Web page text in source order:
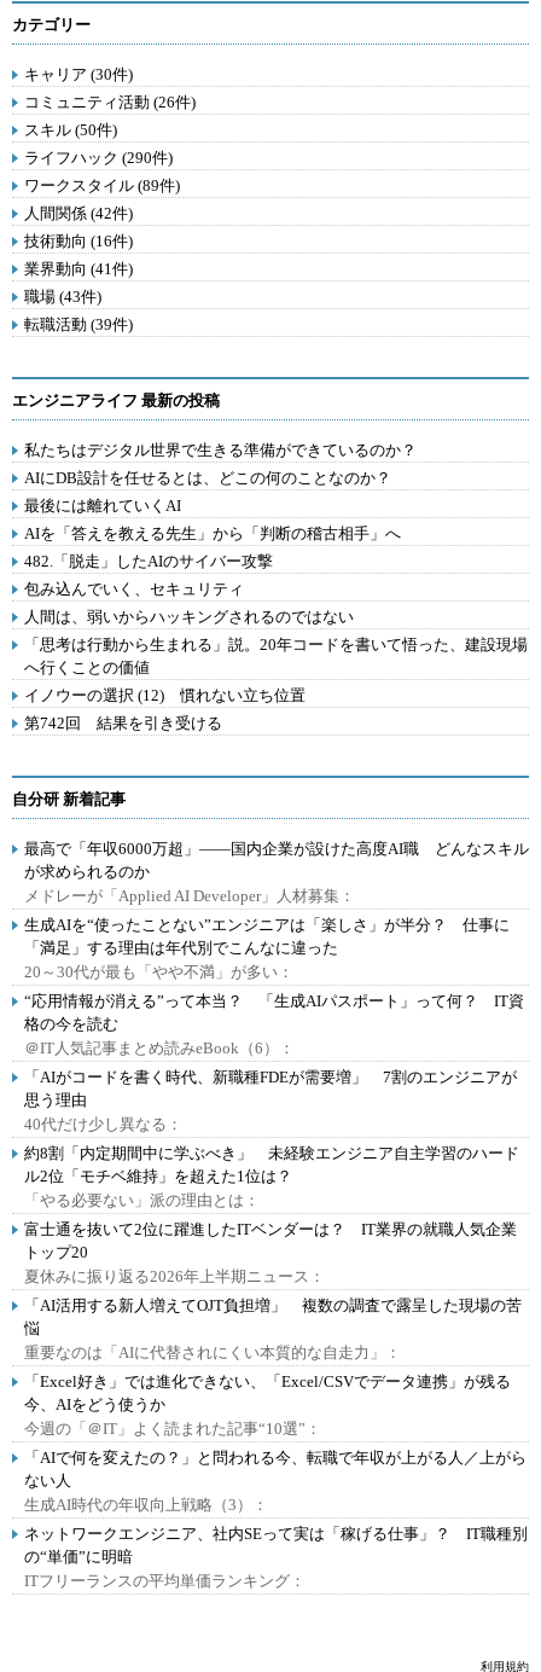
カテゴリー
キャリア (30件)
コミュニティ活動 (26件)
スキル (50件)
ライフハック (290件)
ワークスタイル (89件)
人間関係 (42件)
技術動向 (16件)
業界動向 (41件)
職場 (43件)
転職活動 (39件)
エンジニアライフ 最新の投稿
私たちはデジタル世界で生きる準備ができているのか？
AIにDB設計を任せるとは、どこの何のことなのか？
最後には離れていくAI
AIを「答えを教える先生」から「判断の稽古相手」へ
482.「脱走」したAIのサイバー攻撃
包み込んでいく、セキュリティ
人間は、弱いからハッキングされるのではない
「思考は行動から生まれる」説。20年コードを書いて悟った、建設現場
へ行くことの価値
イノウーの選択 (12) 慣れない立ち位置
第742回 結果を引き受ける
自分研 新着記事
最高で「年収6000万超」――国内企業が設けた高度AI職 どんなスキル
が求められるのか
メドレーが「Applied AI Developer」人材募集：
生成AIを“使ったことない”エンジニアは「楽しさ」が半分？ 仕事に
「満足」する理由は年代別でこんなに違った
20～30代が最も「やや不満」が多い：
“応用情報が消える”って本当？ 「生成AIパスポート」って何？ IT資
格の今を読む
＠IT人気記事まとめ読みeBook（6）：
「AIがコードを書く時代、新職種FDEが需要増」 7割のエンジニアが
思う理由
40代だけ少し異なる：
約8割「内定期間中に学ぶべき」 未経験エンジニア自主学習のハード
ル2位「モチベ維持」を超えた1位は？
「やる必要ない」派の理由とは：
富士通を抜いて2位に躍進したITベンダーは？ IT業界の就職人気企業
トップ20
夏休みに振り返る2026年上半期ニュース：
「AI活用する新人増えてOJT負担増」 複数の調査で露呈した現場の苦
悩
重要なのは「AIに代替されにくい本質的な自走力」：
「Excel好き」では進化できない、「Excel/CSVでデータ連携」が残る
今、AIをどう使うか
今週の「＠IT」よく読まれた記事“10選”：
「AIで何を変えたの？」と問われる今、転職で年収が上がる人／上がら
ない人
生成AI時代の年収向上戦略（3）：
ネットワークエンジニア、社内SEって実は「稼げる仕事」？ IT職種別
の“単価”に明暗
ITフリーランスの平均単価ランキング：
利用規約